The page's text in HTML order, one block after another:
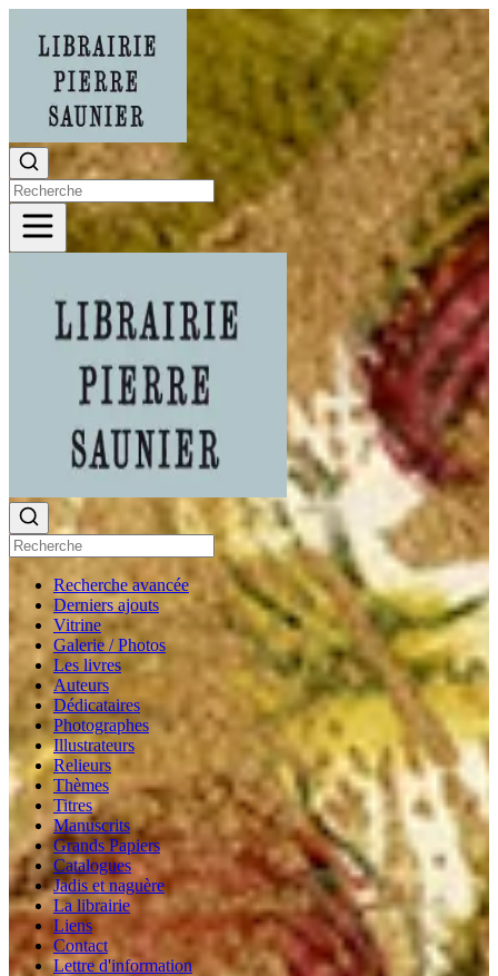
Recherche avancée
Derniers ajouts
Vitrine
Galerie / Photos
Les livres
Auteurs
Dédicataires
Photographes
Illustrateurs
Relieurs
Thèmes
Titres
Manuscrits
Grands Papiers
Catalogues
Jadis et naguère
La librairie
Liens
Contact
Lettre d'information